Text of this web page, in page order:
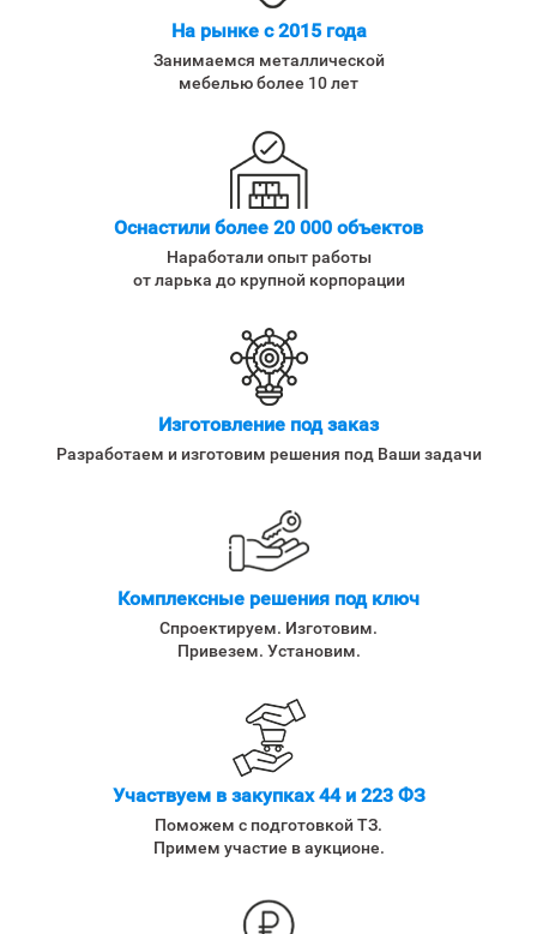
На рынке с 2015 года
Занимаемся металлической
мебелью более 10 лет
Оснастили более 20 000 объектов
Наработали опыт работы
от ларька до крупной корпорации
Изготовление под заказ
Разработаем и изготовим решения под Ваши задачи
Комплексные решения под ключ
Спроектируем. Изготовим.
Привезем. Установим.
Участвуем в закупках 44 и 223 ФЗ
Поможем с подготовкой ТЗ.
Примем участие в аукционе.